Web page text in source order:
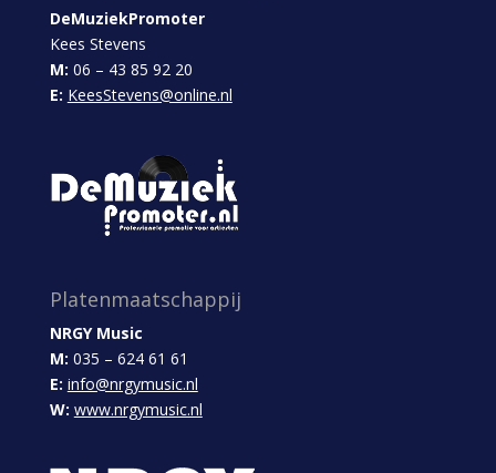
DeMuziekPromoter
Kees Stevens
M: 06 – 43 85 92 20
E: KeesStevens@online.nl
Platenmaatschappij
NRGY Music
M: 035 – 624 61 61
E: info@nrgymusic.nl
W: www.nrgymusic.nl